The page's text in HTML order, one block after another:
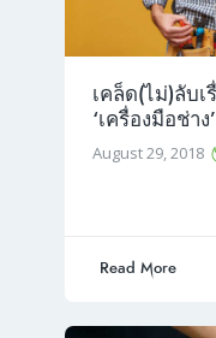
เคล็ด(ไม่)ลับ
‘เครื่องมือช่า
August 29, 2018
Read More